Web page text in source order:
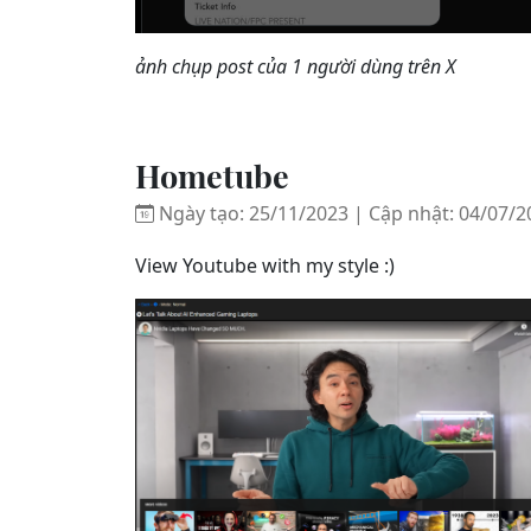
ảnh chụp post của 1 người dùng trên X
Hometube
Ngày tạo: 25/11/2023 | Cập nhật: 04/07/
View Youtube with my style :)